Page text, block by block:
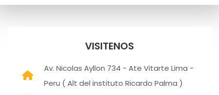
VISITENOS
Av. Nicolas Ayllon 734 - Ate Vitarte Lima -
Peru ( Alt del instituto Ricardo Palma )